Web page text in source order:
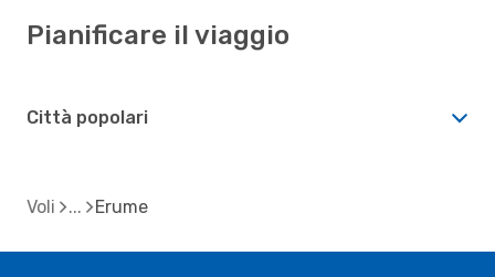
Pianificare il viaggio
Città popolari
Voli Erume